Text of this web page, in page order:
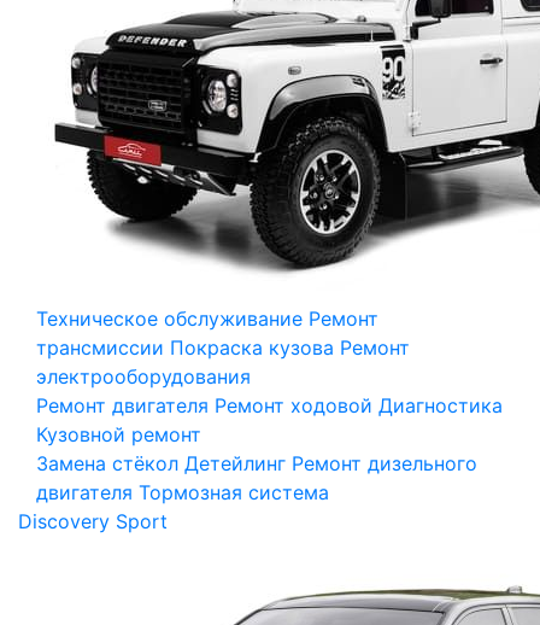
Техническое обслуживание Ремонт
трансмиссии Покраска кузова Ремонт
электрооборудования
Ремонт двигателя Ремонт ходовой Диагностика
Кузовной ремонт
Замена стёкол Детейлинг Ремонт дизельного
двигателя Тормозная система
Discovery Sport